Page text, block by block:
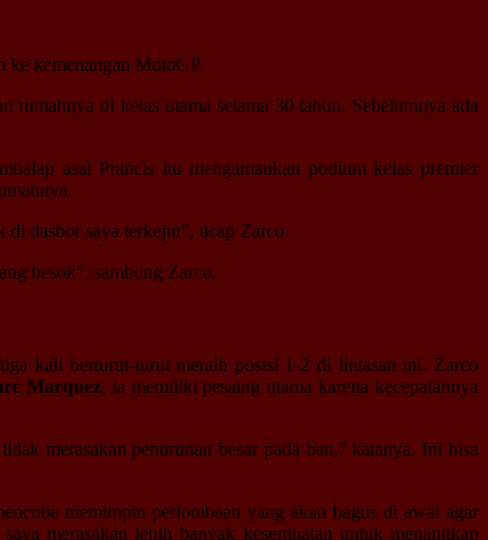
ke kemenangan MotoGP.
di kelas utama selama 30 tahun. Sebelumnya ada
asal Prancis itu mengamankan podium kelas premier
dasbor saya terkejut“, ucap Zarco.
besok”, sambung Zarco.
kali berturut-turut meraih posisi 1-2 di lintasan ini. Zarco
Marquez, ia memiliki pesaing utama karena kecepatannya
merasakan penurunan besar pada ban,” katanya. Ini bisa
memimpin perlombaan yang akan bagus di awal agar
merasakan lebih banyak kesempatan untuk menangkap